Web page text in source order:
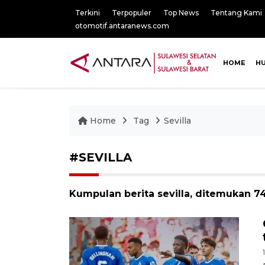
Terkini Terpopuler Top News
Tentang Kami
otomotif.antaranews.com
HOME
Home Tag Sevilla
#SEVILLA
Kumpulan berita sevilla, ditemukan